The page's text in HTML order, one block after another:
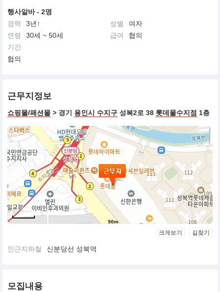
행사알바 - 2명
경력
3년↑ 성별
여자
연령
30세 ~ 50세 급여
협의
기간
협의
근무지정보
쇼핑몰/패션몰 > 경기 용인시 수지구 성복2로 38 롯데몰수지점 1층
50m
크게보기 길찾기
인근지하철 신분당선 성북역
모집내용